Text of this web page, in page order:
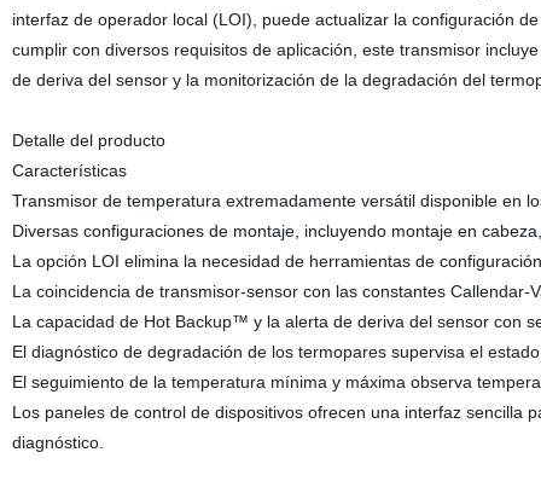
interfaz de operador local (LOI), puede actualizar la configuración
cumplir con diversos requisitos de aplicación, este transmisor
de deriva del sensor y la monitorización de la degradación del
Detalle del producto
Características
Transmisor de temperatura extremadamente versátil disponible en
Diversas configuraciones de montaje, incluyendo montaje en
La opción LOI elimina la necesidad de herramientas de
La coincidencia de transmisor-sensor con las constantes
La capacidad de Hot Backup™ y la alerta de deriva del sensor con
El diagnóstico de degradación de los termopares supervisa el
El seguimiento de la temperatura mínima y máxima observa
Los paneles de control de dispositivos ofrecen una interfaz sencilla
diagnóstico.